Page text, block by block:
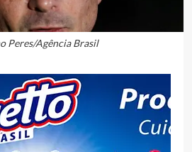
Peres/Agência Brasil